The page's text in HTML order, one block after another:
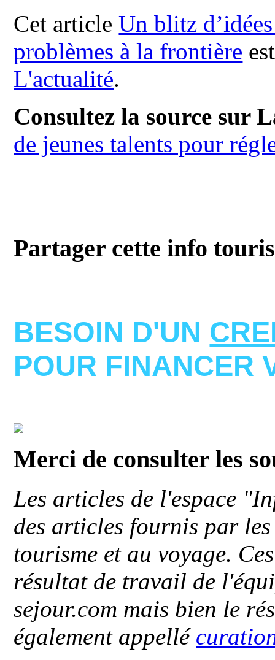
Cet articleUn blitz
problèmes à la frontière
L'actualité.
Consultez la source sur
de jeunes talents pour
Partager cette info
BESOIN D'UN
POUR FINANCER
Merci de consulter les
Les articles de l'espace
des articles fournis par
tourisme et au voyage.
résultat de travail de
sejour.com mais bien le
également appellé